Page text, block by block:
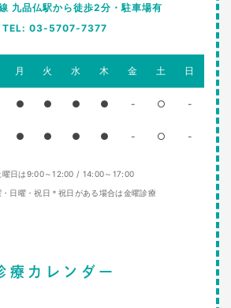
九品仏駅から徒歩2分・駐車場有
TEL: 03-5707-7377
月 火 水 木 金 土 日
● ● ● ● - ○ -
● ● ● ● - ○ -
日は9:00～12:00 / 14:00～17:00
日曜・祝日＊祝日がある場合は金曜診療
療カレンダー